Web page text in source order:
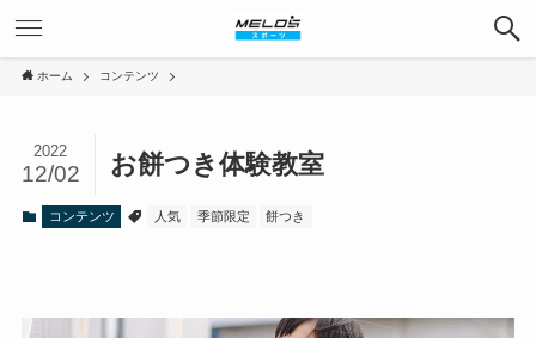
ホーム コンテンツ
お餅つき体験教室
2022
12/02
コンテンツ 人気 季節限定 餅つき